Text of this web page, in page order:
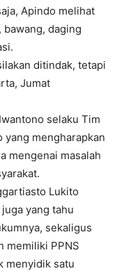
Apindo melihat
daging
ditindak, tetapi
Jumat
selaku Tim
yang mengharapkan
mengenai masalah
Lukito
yang tahu
sekaligus
memiliki PPNS
menyidik satu